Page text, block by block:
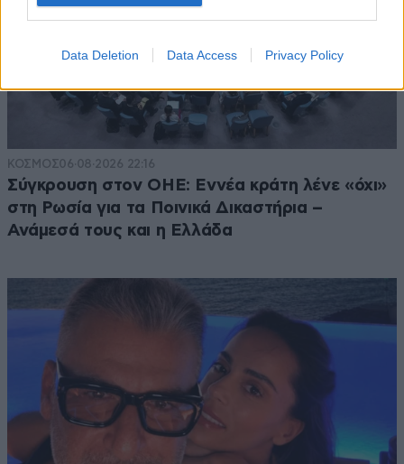
Data Deletion Data Access Privacy Policy
ΚΟΣΜΟΣ06·08·2026 22:16
Σύγκρουση στον ΟΗΕ: Εννέα κράτη λένε «όχι»
στη Ρωσία για τα Ποινικά Δικαστήρια –
Ανάμεσά τους και η Ελλάδα